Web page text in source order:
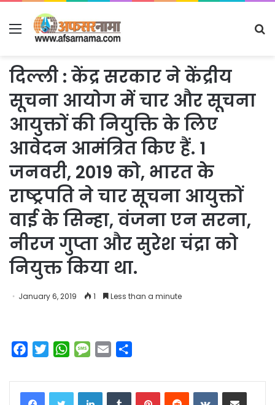
Menu
दिल्ली : केंद्र सरकार ने केंद्रीय
सूचना आयोग में चार और सूचना
आयुक्तों की नियुक्ति के लिए
आवेदन आमंत्रित किए हैं. 1
जनवरी, 2019 को, भारत के
राष्ट्रपति ने चार सूचना आयुक्तों
वाई के सिन्हा, वंजना एन सरना,
नीरज गुप्ता और सुरेश चंद्रा को
नियुक्त किया था.
January 6, 2019 1 Less than a minute
c
e
i
t
W
a
t
M
s
s
a
i
a
r
LinkedInTumblrPinterestReddit VKontakteShare via Email